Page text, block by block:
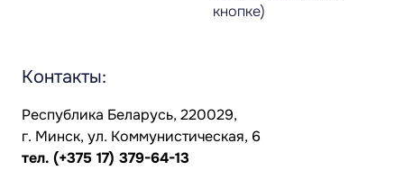
кнопке)
Контакты:
Республика Беларусь, 220029,
г. Минск, ул. Коммунистическая, 6
тел. (+375 17) 379-64-13